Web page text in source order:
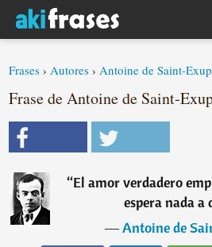
Frases ›Autores ›Antoine de Saint-
Frase de Antoine de Saint-
“El amor verdadero
espera nada a
―Antoine de